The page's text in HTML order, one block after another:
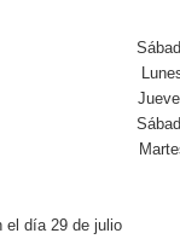
el día 29 de julio